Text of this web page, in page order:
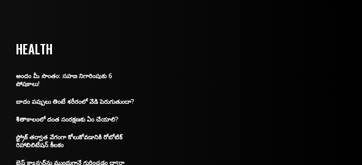
HEALTH
అందం మీ సొంతం: స‌హ‌జ నిగారింపుకు 6
పోష‌కాలు!
బాదం పప్పులు తింటే శరీరంలో వేడి పెరుగుతుందా?
శీతాకాలంలో దంత సంరక్షణకు ఏం చేయాలి?
స్ట్రోక్ తర్వాత వేగంగా కోలుకోవడానికి రోబోటిక్
రిహాబిలిటేషన్ కీలకం
బ్రెస్ట్ క్యాన్సర్‌ను ముందుగానే గుర్తించడం ద్వారా